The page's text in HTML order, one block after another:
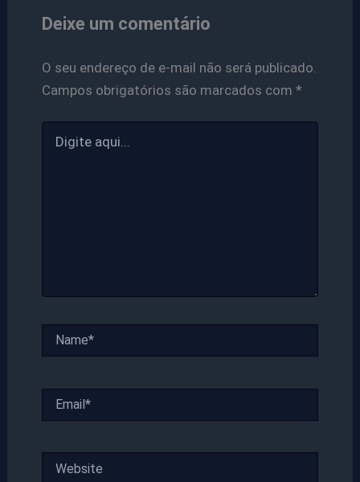
Deixe um comentário
O seu endereço de e-mail não será publicado.
Campos obrigatórios são marcados com *
aqui...